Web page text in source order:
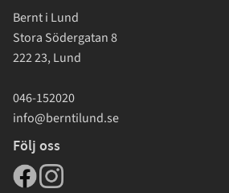
Bernt i Lund
Stora Södergatan 8
222 23, Lund
046-152020
info@berntilund.se
Följ oss